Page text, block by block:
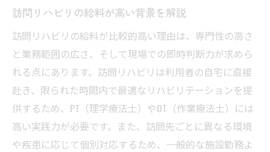
訪問リハビリの給料が高い背景を解説
訪問リハビリの給料が比較的高い理由は、専門性の高さ
と業務範囲の広さ、そして現場での即時判断力が求めら
れる点にあります。訪問リハビリは利用者の自宅に直接
赴き、限られた時間内で最適なリハビリテーションを提
供するため、PT（理学療法士）やOT（作業療法士）には
高い実践力が必要です。また、訪問先ごとに異なる環境
や疾患に応じて個別対応するため、一般的な施設勤務よ